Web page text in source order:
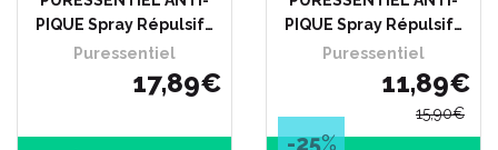
PIQUE Spray Répulsif…
Puressentiel
17,89€
PIQUE Spray Répulsif…
Puressentiel
11,89€
15,90€
-25%